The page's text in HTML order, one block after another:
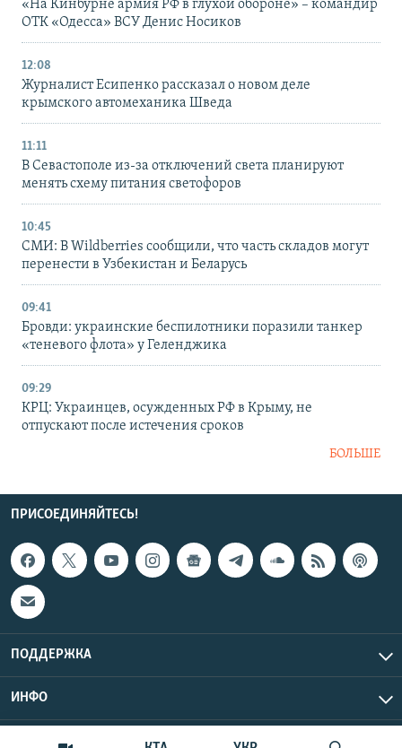
«На Кинбурне армия РФ в глухой обороне» – командир
ОТК «Одесса» ВСУ Денис Носиков
12:08
Журналист Есипенко рассказал о новом деле
крымского автомеханика Шведа
11:11
В Севастополе из-за отключений света планируют
менять схему питания светофоров
10:45
СМИ: В Wildberries сообщили, что часть складов могут
перенести в Узбекистан и Беларусь
09:41
Бровди: украинские беспилотники поразили танкер
«теневого флота» у Геленджика
09:29
КРЦ: Украинцев, осужденных РФ в Крыму, не
отпускают после истечения сроков
БОЛЬШЕ
ПРИСОЕДИНЯЙТЕСЬ!
ПОДДЕРЖКА
ИНФО
Copyright Крым.Реалии, 2026 | Все права защищены.
UTC+3